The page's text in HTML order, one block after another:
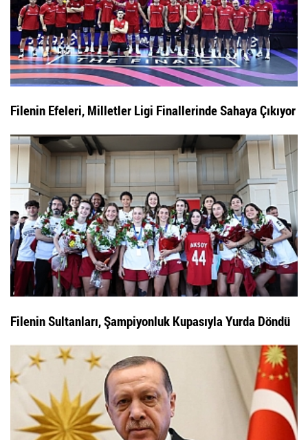
Filenin Efeleri, Milletler Ligi Finallerinde Sahaya Çıkıyor
Filenin Sultanları, Şampiyonluk Kupasıyla Yurda Döndü